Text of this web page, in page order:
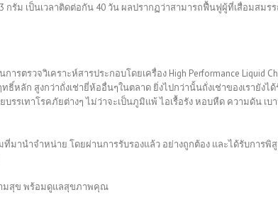
รัม เป็นเวลาติดต่อกัน 40 วัน ผลปรากฏว่าสามารถฟื้นฟูผู้ที่เสื่อมสมรร
รวจวิเคราะห์สารประกอบโดยเครื่อง High Performance Liquid
ทธิ์หลัก สูงกว่าถั่งเช่ายี่ห้ออื่นๆในตลาด ยิ่งไปกว่านั้นถั่งเช่าของเรายัง
รเทาโรคภัยต่างๆ ไม่ว่าจะเป็นภูมิแพ้ ไอเรื้อรัง หอบหืด ความดัน เบ
นำจำหน่าย โดยผ่านการรับรองแล้ว อย่างถูกต้อง และได้รับการพิ
ามสุข พร้อมดูแลสุขภาพคุณ